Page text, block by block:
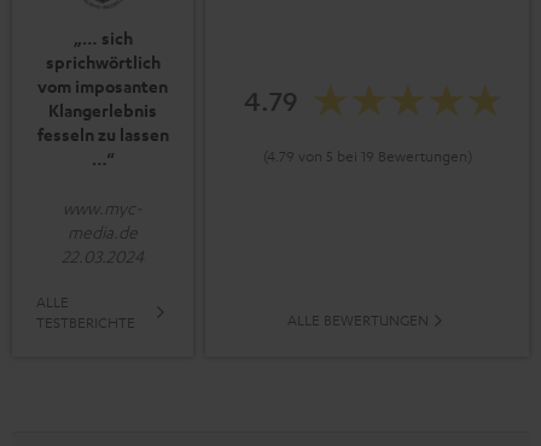
„… sich
sprichwörtlich
vom imposanten
Klangerlebnis
fesseln zu lassen
…“
www.myc-
media.de
22.03.2024
ALLE
TESTBERICHTE
4.79
(4.79 von 5 bei 19 Bewertungen)
ALLE BEWERTUNGEN